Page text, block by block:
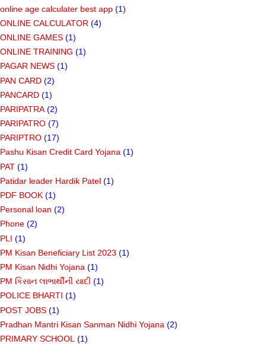
online age calculater best app (1)
ONLINE CALCULATOR (4)
ONLINE GAMES (1)
ONLINE TRAINING (1)
PAGAR NEWS (1)
PAN CARD (2)
PANCARD (1)
PARIPATRA (2)
PARIPATRO (7)
PARIPTRO (17)
Pashu Kisan Credit Card Yojana (1)
PAT (1)
Patidar leader Hardik Patel (1)
PDF BOOK (1)
Personal loan (2)
Phone (2)
PLI (1)
PM Kisan Beneficiary List 2023 (1)
PM Kisan Nidhi Yojana (1)
PM કિસાન લાભાર્થીની યાદી (1)
POLICE BHARTI (1)
POST JOBS (1)
Pradhan Mantri Kisan Sanman Nidhi Yojana (2)
PRIMARY SCHOOL (1)